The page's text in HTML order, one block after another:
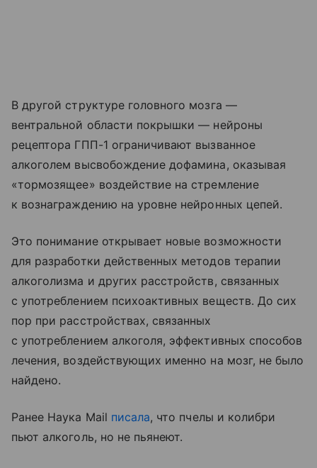
В другой структуре головного мозга —
вентральной области покрышки — нейроны
рецептора ГПП-1 ограничивают вызванное
алкоголем высвобождение дофамина, оказывая
«тормозящее» воздействие на стремление
к вознаграждению на уровне нейронных цепей.
Это понимание открывает новые возможности
для разработки действенных методов терапии
алкоголизма и других расстройств, связанных
с употреблением психоактивных веществ. До сих
пор при расстройствах, связанных
с употреблением алкоголя, эффективных способов
лечения, воздействующих именно на мозг, не было
найдено.
Ранее Наука Mail писала, что пчелы и колибри
пьют алкоголь, но не пьянеют.